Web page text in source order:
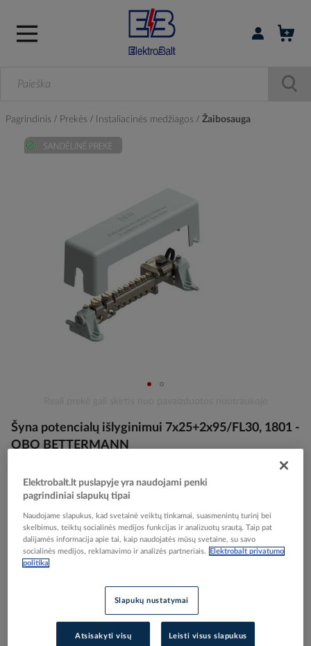
Prisijungti /
Pagrindinis Prekės Instaliacinės medžiagos Žaibosauga
the
beginning
images
gallery
Šyna potencialų išlyginimui 7x25+2x95/FL30, 1801 -
OBO BETTERMANN
Elektrobalt prekės kodas
Gamintojo prekės kodas
5015650
Prisijunkite, norėdami pamatyti kainas
Įtraukti į palyginimą
Elektrobalt.lt puslapyje yra naudojami penki
pagrindiniai slapukų tipai
Naudojame slapukus, kad svetainė veiktų tinkamai, suasmenintų turinį bei
skelbimus, teiktų socialinės medijos funkcijas ir analizuotų srautą. Taip pat
dalijamės informacija apie tai, kaip naudojatės mūsų svetaine, su savo
socialinės medijos, reklamavimo ir analizės partneriais.
Elektrobalt privatumo
politika
Slapukų nustatymai
Atsisakyti visų Leisti visus slapukus